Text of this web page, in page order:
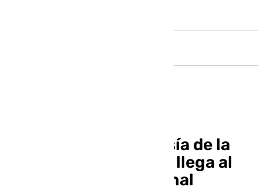
La batalla por la celosía de la
Mezquita de Córdoba llega al
Tribunal Constitucional